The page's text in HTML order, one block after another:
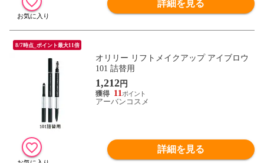
詳細を見る
8/7時点_ポイント最大11倍
オリリー リフトメイクアップ アイブロウ
101 詰替用
1,212円
11
アーバンコスメ
詳細を見る